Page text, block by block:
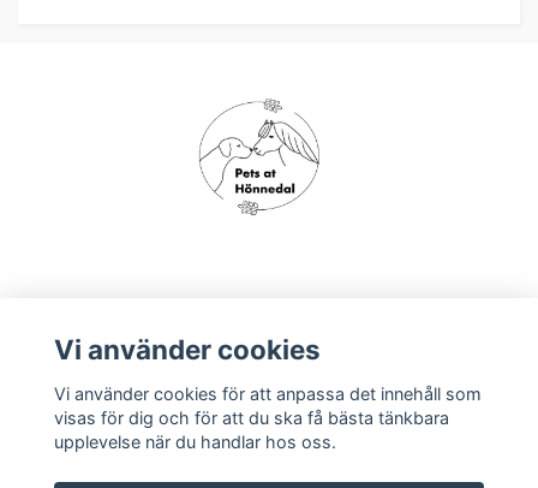
Köpvillkor
Vi använder cookies
Vi använder cookies för att anpassa det innehåll som
visas för dig och för att du ska få bästa tänkbara
upplevelse när du handlar hos oss.